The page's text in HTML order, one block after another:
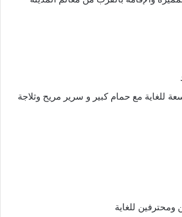
للغاية مع حمام كبير و سرير مريح وثلاجة
ومحترفين للغاية